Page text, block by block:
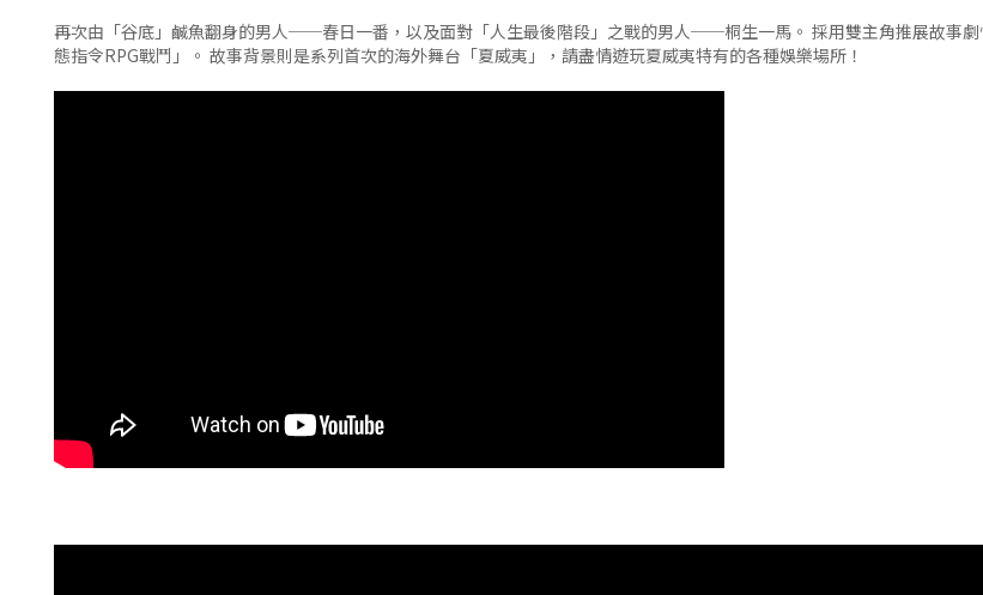
再次由「谷底」鹹魚翻身的男人──春日一番，以及面對「人生最後階段」之戰的男人──桐生一馬。 採用雙主角推展故事
態指令RPG戰鬥」。 故事背景則是系列首次的海外舞台「夏威夷」，請盡情遊玩夏威夷特有的各種娛樂場所！